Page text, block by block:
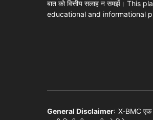
बात को वित्तीय सलाह न समझें। This
educational and informational
General Disclaimer: X-BMCएक